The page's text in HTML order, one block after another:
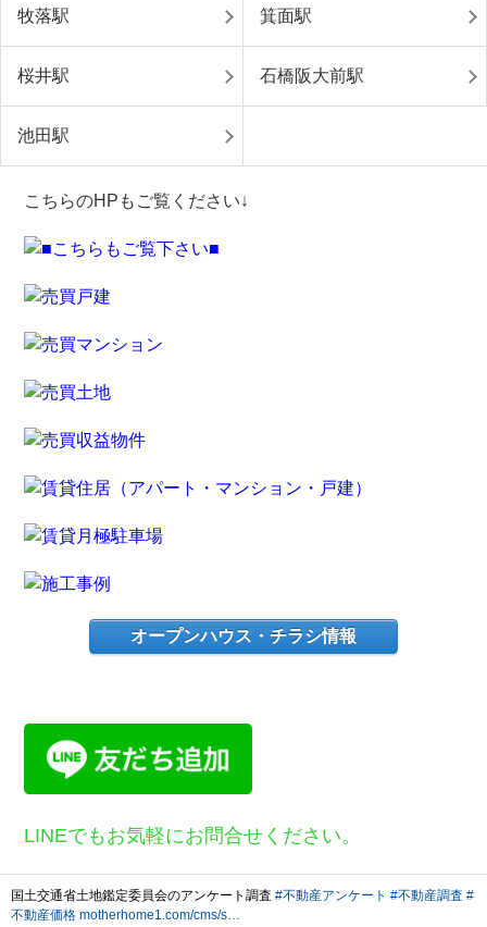
牧落駅 箕面駅
桜井駅 石橋阪大前駅
池田駅
こちらのHPもご覧ください↓
オープンハウス・チラシ情報
LINEでもお気軽にお問合せください。